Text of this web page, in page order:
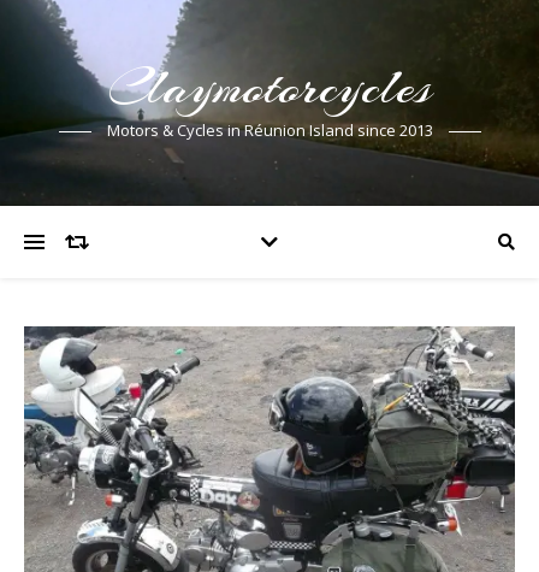
Claymotorcycles
Motors & Cycles in Réunion Island since 2013